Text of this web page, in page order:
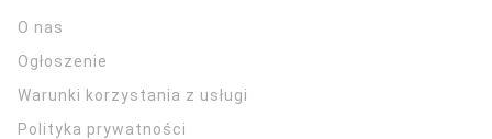
O nas
Ogłoszenie
Warunki korzystania z usługi
Polityka prywatności